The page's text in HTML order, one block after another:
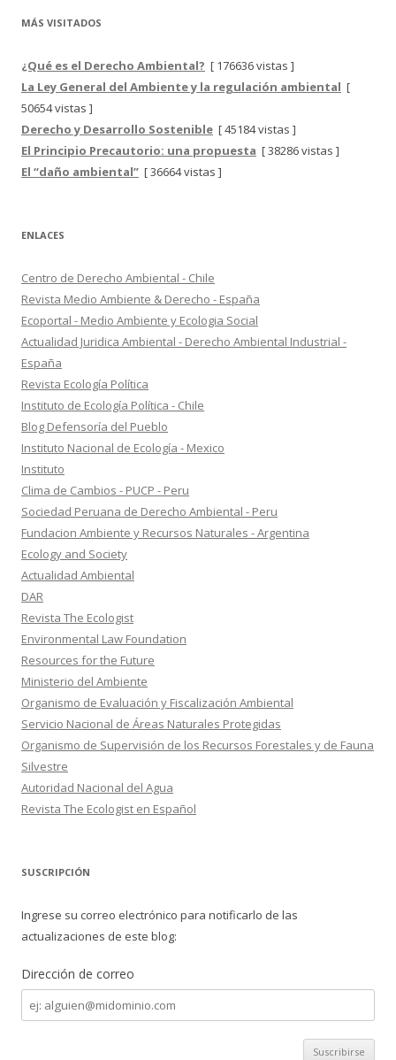
MÁS VISITADOS
¿Qué es el Derecho Ambiental? [ 176636 vistas ]
La Ley General del Ambiente y la regulación ambiental [
50654 vistas ]
Derecho y Desarrollo Sostenible [ 45184 vistas ]
El Principio Precautorio: una propuesta [ 38286 vistas ]
El “daño ambiental” [ 36664 vistas ]
ENLACES
Centro de Derecho Ambiental - Chile
Revista Medio Ambiente & Derecho - España
Ecoportal - Medio Ambiente y Ecologia Social
Actualidad Juridica Ambiental - Derecho Ambiental Industrial -
España
Revista Ecología Política
Instituto de Ecología Política - Chile
Blog Defensoría del Pueblo
Instituto Nacional de Ecología - Mexico
Instituto
Clima de Cambios - PUCP - Peru
Sociedad Peruana de Derecho Ambiental - Peru
Fundacion Ambiente y Recursos Naturales - Argentina
Ecology and Society
Actualidad Ambiental
DAR
Revista The Ecologist
Environmental Law Foundation
Resources for the Future
Ministerio del Ambiente
Organismo de Evaluación y Fiscalización Ambiental
Servicio Nacional de Áreas Naturales Protegidas
Organismo de Supervisión de los Recursos Forestales y de Fauna
Silvestre
Autoridad Nacional del Agua
Revista The Ecologist en Español
SUSCRIPCIÓN
Ingrese su correo electrónico para notificarlo de las
actualizaciones de este blog:
Dirección de correo
Dirección
de
correo